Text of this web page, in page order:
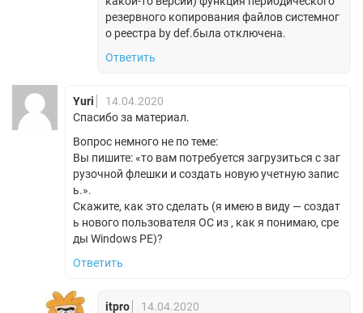
резервного копирования файлов системног
о реестра by def.была отключена.
Ответить
Yuri
14.04.2020
Спасибо за материал.
Вопрос немного не по теме:
Вы пишите: «то вам потребуется загрузиться с заг
рузочной флешки и создать новую учетную запис
ь.».
Скажите, как это сделать (я имею в виду — создат
ь нового пользователя ОС из , как я понимаю, сре
ды Windows PE)?
Ответить
itpro
14.04.2020